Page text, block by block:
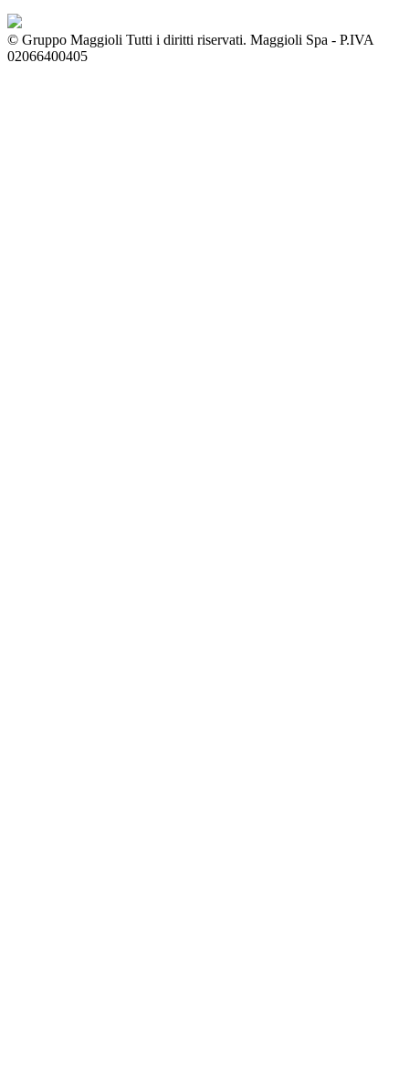
© Gruppo Maggioli Tutti i diritti riservati. Maggioli Spa - P.IVA
02066400405